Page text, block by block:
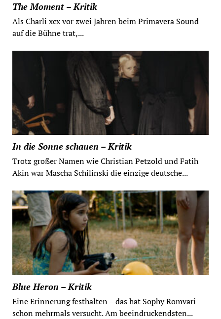
The Moment – Kritik
Als Charli xcx vor zwei Jahren beim Primavera Sound
auf die Bühne trat,...
In die Sonne schauen – Kritik
Trotz großer Namen wie Christian Petzold und Fatih
Akin war Mascha Schilinski die einzige deutsche...
Blue Heron – Kritik
Eine Erinnerung festhalten – das hat Sophy Romvari
schon mehrmals versucht. Am beeindruckendsten...